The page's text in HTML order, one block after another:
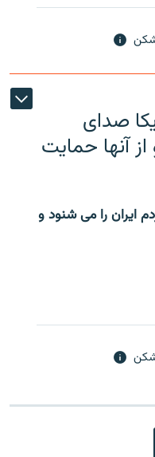
صدای
آنها حمایت
ایران را می شنود و